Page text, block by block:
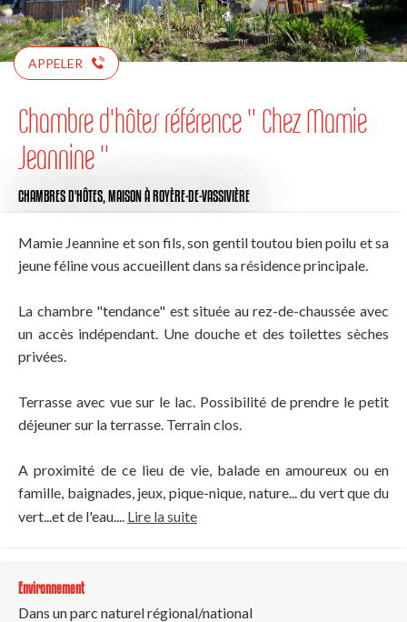
APPELER
Chambre d'hôtes référence '' Chez Mamie
Jeannine ''
CHAMBRES D'HÔTES, MAISONÀ ROYÈRE-DE-VASSIVIÈRE
Mamie Jeannine et son fils, son gentil toutou bien poilu et sa
jeune féline vous accueillent dans sa résidence principale.
La chambre "tendance" est située au rez-de-chaussée avec
un accès indépendant. Une douche et des toilettes sèches
privées.
Terrasse avec vue sur le lac. Possibilité de prendre le petit
déjeuner sur la terrasse. Terrain clos.
A proximité de ce lieu de vie, balade en amoureux ou en
famille, baignades, jeux, pique-nique, nature... du vert que du
vert...et de l'eau.... Lire la suite
Environnement
Dans un parc naturel régional/national